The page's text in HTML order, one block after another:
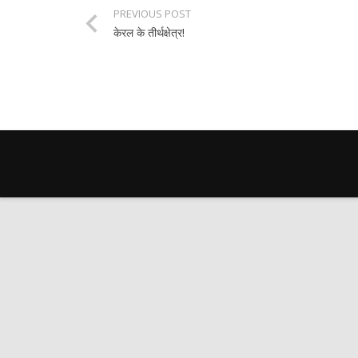
PREVIOUS POST
केरल के तीर्थक्षेत्र!